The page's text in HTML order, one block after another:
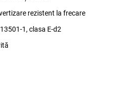
rezistent la frecare
1, clasa E-d2